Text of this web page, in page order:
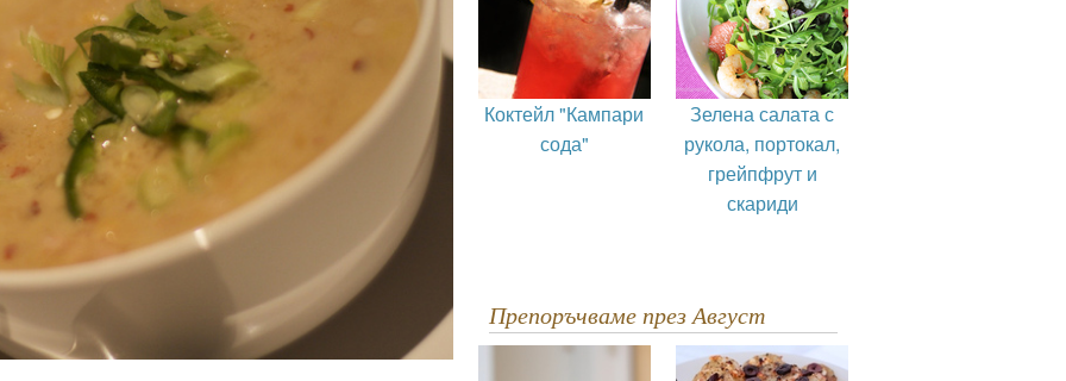
Коктейл "Кампари
сода"
Зелена салата с
рукола, портокал,
грейпфрут и
скариди
Препоръчваме през Август